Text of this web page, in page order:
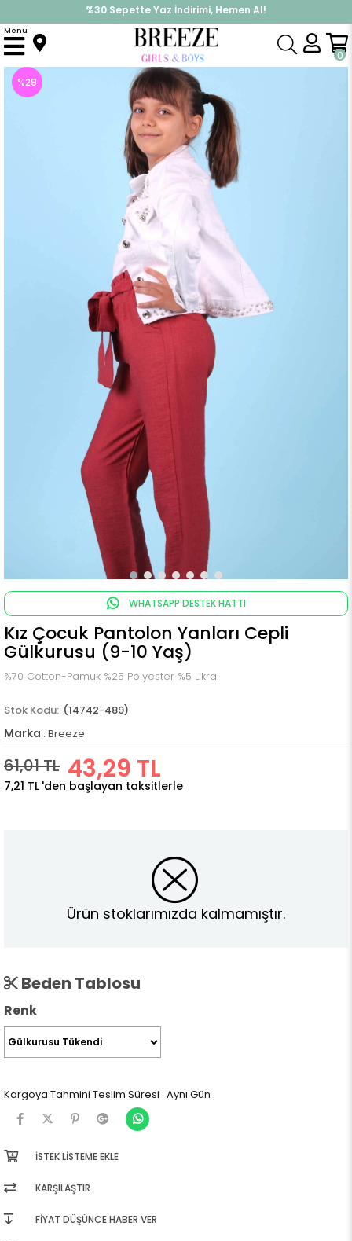
%30 Sepette Yaz İndirimi, Hemen Al!
İndirimlere ek %10 İndirimi Kap, Hemen Üye Ol!
0
Menu
Anasayfa Alt Giyim Tayt
%29
WHATSAPP DESTEK HATTI
Kız Çocuk Pantolon Yanları Cepli
Gülkurusu (9-10 Yaş)
%70 Cotton-Pamuk %25 Polyester %5 Likra
(14742-489)
Marka : Breeze
61,01 TL 43,29 TL
7,21 TL 'den başlayan taksitlerle
Ürün stoklarımızda kalmamıştır.
Beden Tablosu
Renk
Kargoya Tahmini Teslim Süresi : Aynı Gün
İSTEK LISTEME EKLE
KARŞILAŞTIR
FIYAT DÜŞÜNCE HABER VER